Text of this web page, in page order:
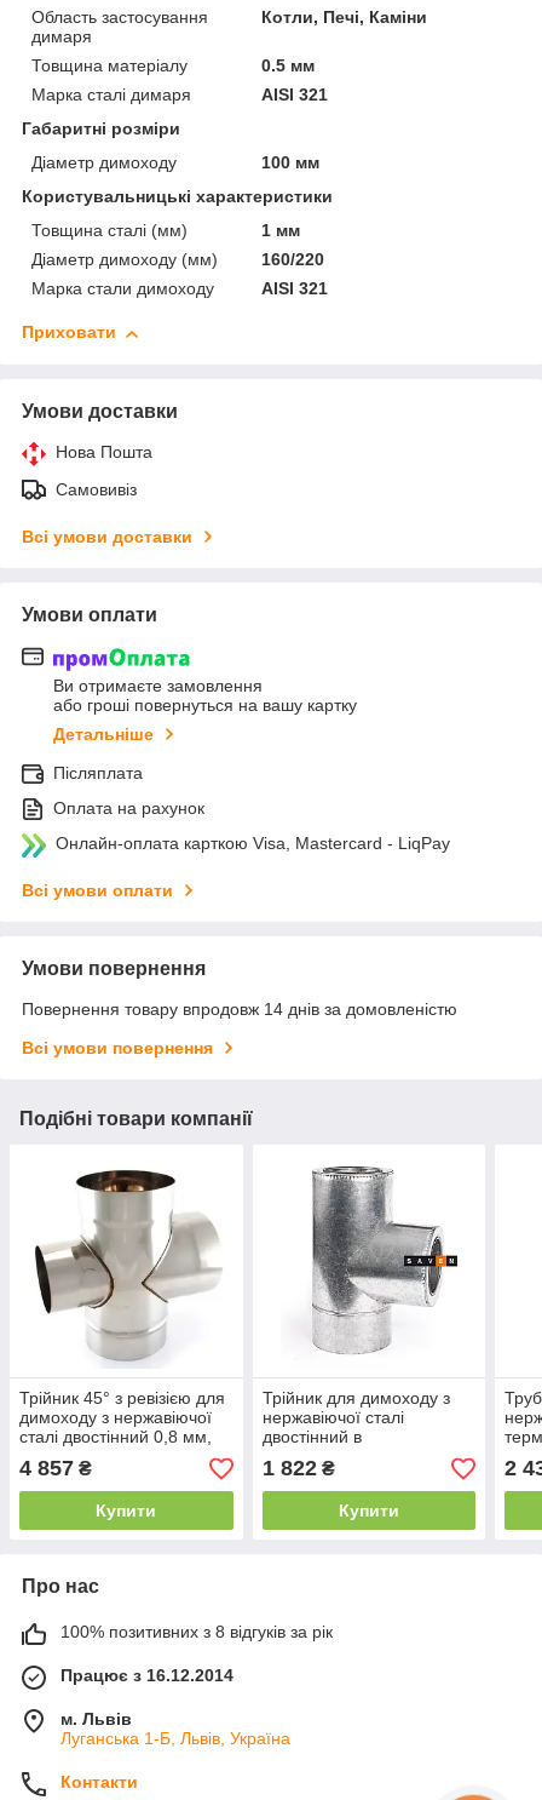
Область застосування
димаря
Котли, Печі, Каміни
Товщина матеріалу
0.5 мм
Марка сталі димаря
AISI 321
Габаритні розміри
Діаметр димоходу
100 мм
Користувальницькі характеристики
Товщина сталі (мм)
1 мм
Діаметр димоходу (мм)
160/220
Марка стали димоходу
AISI 321
Приховати
Умови доставки
Нова Пошта
Самовивіз
Всі умови доставки
Умови оплати
Ви отримаєте замовлення
або гроші повернуться на вашу картку
Детальніше
Післяплата
Оплата на рахунок
Онлайн-оплата карткою Visa, Mastercard - LiqPay
Всі умови оплати
Умови повернення
Повернення товару впродовж 14 днів за домовленістю
Всі умови повернення
Подібні товари компанії
Трійник 45° з ревізією для
димоходу з нержавіючої
сталі двостінний 0,8 мм,
4 857 ₴
Купити
Трійник для димоходу з
нержавіючої сталі
двостінний в
оцинкованому кожусі 87°
110/180, 0.8 мм, AISI 321
1 822₴
Купити
AISI
2
Про нас
100% позитивних з 8 відгуків за рік
Працює з 16.12.2014
м. Львів
Луганська 1-Б, Львів, Україна
Контакти